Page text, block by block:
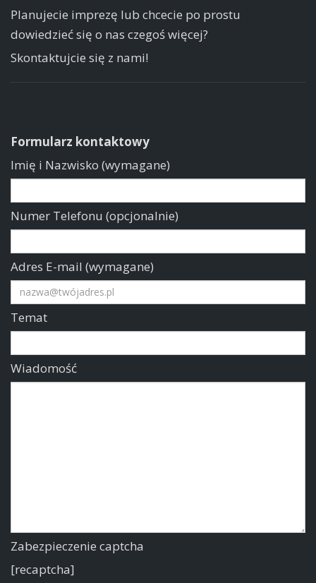
Planujecie imprezę lub chcecie po prostu
dowiedzieć się o nas czegoś więcej?
Skontaktujcie się z nami!
Formularz kontaktowy
Imię i Nazwisko (wymagane)
Numer Telefonu (opcjonalnie)
Adres E-mail (wymagane)
Temat
Wiadomość
Zabezpieczenie captcha
[recaptcha]